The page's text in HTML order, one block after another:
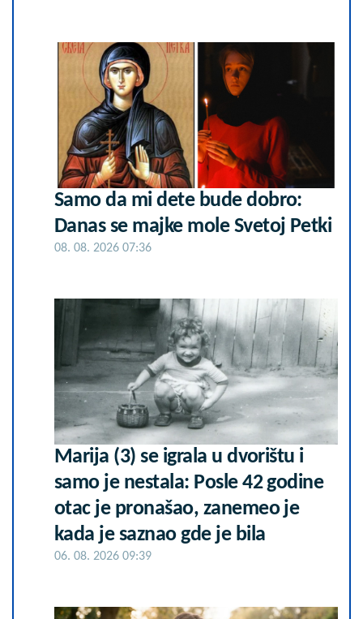
Samo da mi dete bude dobro:
Danas se majke mole Svetoj Petki
08. 08. 2026 07:36
Marija (3) se igrala u dvorištu i
samo je nestala: Posle 42 godine
otac je pronašao, zanemeo je
kada je saznao gde je bila
06. 08. 2026 09:39